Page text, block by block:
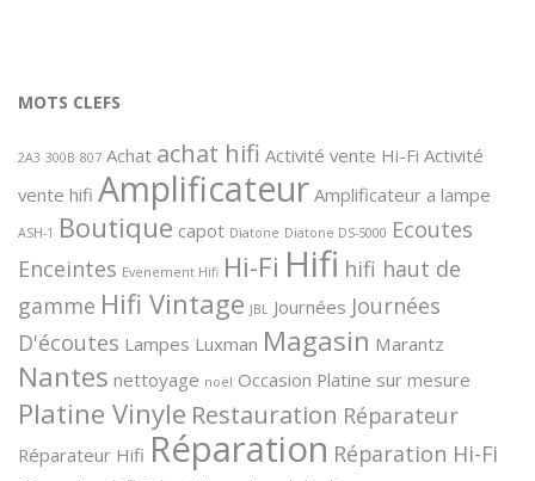
MOTS CLEFS
2A3 300B 807 Achat achat hifi Activité vente Hi-Fi Activité
vente hifi Amplificateur Amplificateur a lampe
ASH-1 Boutique capot Diatone Diatone DS-5000 Ecoutes
Enceintes Evenement Hifi Hi-Fi Hifi hifi haut de
gamme Hifi Vintage JBL Journées Journées
D'écoutes Lampes Luxman Magasin Marantz
Nantes nettoyage noël Occasion Platine sur mesure
Platine Vinyle Restauration Réparateur
Réparateur Hifi Réparation Réparation Hi-Fi